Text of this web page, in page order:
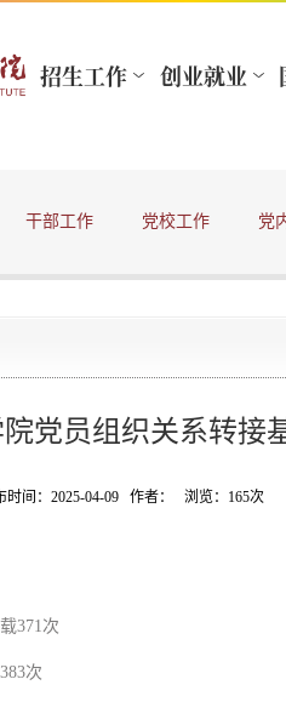
干部工作 党校工作 党
党员组织关系转接
时间：2025-04-09 作者： 浏览： 165次
371次
383次